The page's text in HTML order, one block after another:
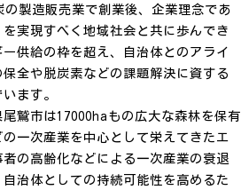
の製造販売業で創業後、企業理念であ
実現すべく地域社会と共に歩んでき
供給の枠を超え、自治体とのアライ
全や脱炭素などの課題解決に資する
ます。
鷲市は17000haもの広大な森林を保有
一次産業を中心として栄えてきたエ
の高齢化などによる一次産業の衰退
治体としての持続可能性を高めるた